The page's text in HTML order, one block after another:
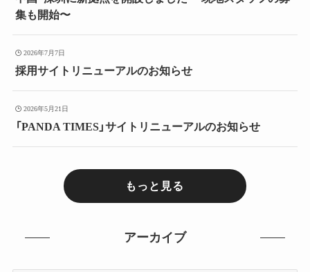
集も開始〜
2026年7月7日
採用サイトリニューアルのお知らせ
2026年5月21日
「PANDA TIMES」サイトリニューアルのお知らせ
もっと見る
アーカイブ